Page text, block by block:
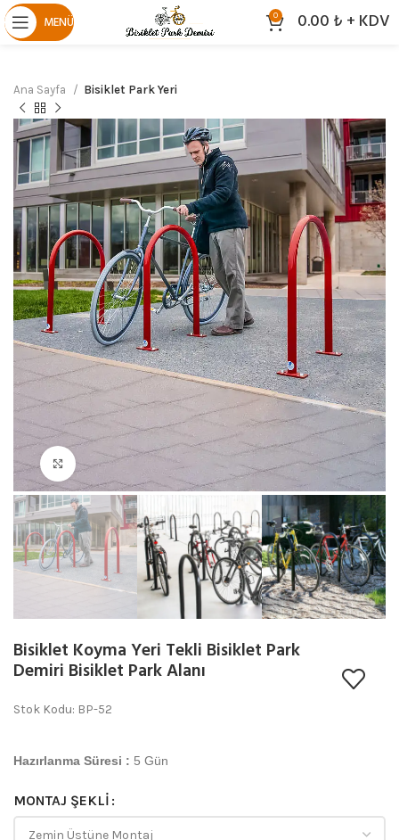
MENÜ 0 0.00 ₺ + KDV
Ana Sayfa Bisiklet Park Yeri
Büyütmek için tıklayın
Bisiklet Koyma Yeri Tekli Bisiklet Park
Demiri Bisiklet Park Alanı
Stok Kodu: BP-52
Hazırlanma Süresi : 5 Gün
MONTAJ ŞEKLI